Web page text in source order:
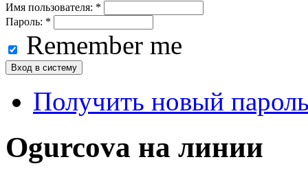
Имя пользователя: *
Пароль: *
Remember me
Получить новый
Ogurcova на линии